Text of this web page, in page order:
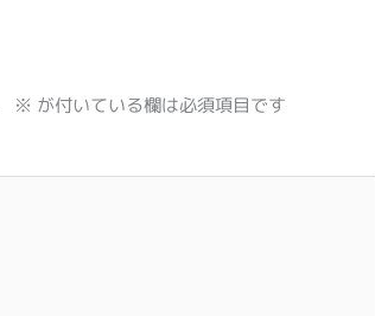
※ が付いている欄は必須項目です